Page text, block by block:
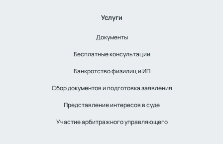
Услуги
Документы
Бесплатные консультации
Банкротство физилиц и ИП
Сбор документов и подготовка заявления
Представление интересов в суде
Участие арбитражного управляющего